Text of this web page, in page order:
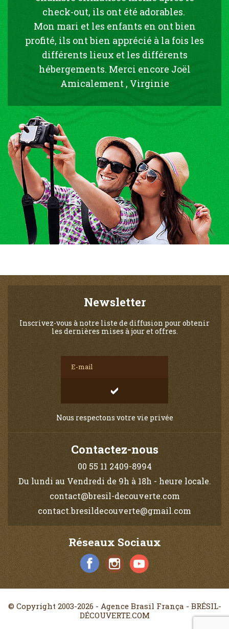
check-out, ils ont été adorables.
Mon mari et les enfants en ont bien
profité, ils ont bien apprécié à la fois les
différents lieux et les différents
hébergements. Merci encore Joël
Amicalement , Virginie
Newsletter
Inscrivez-vous à notre liste de diffusion pour obtenir
les dernières mises à jour et offres.
Nous respectons votre vie privée
Contactez-nous
00 55 11 2409-8994
Du lundi au Vendredi de 9h à 18h - heure locale.
contact@bresil-decouverte.com
contact.bresildecouverte@gmail.com
Réseaux Sociaux
© Copyright 2003-2026 - Agence Brasil França - BRÉSIL-
DÉCOUVERTE.COM